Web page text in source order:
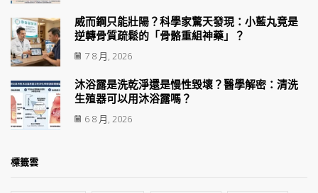
威而鋼只能壯陽？科學家驚天發現：小藍丸竟是
逆轉骨質疏鬆的「骨骼重組神藥」？
7 8 月, 2026
沐浴露是洗乾淨還是慢性毀壞？醫學解密：清洗
生殖器可以用沐浴露嗎？
6 8 月, 2026
標籤雲